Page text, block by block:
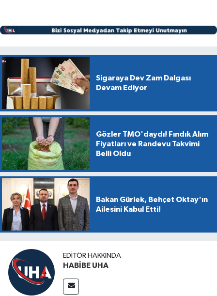
Sigaraya Dev Zam Dalgası
Devam Ediyor
Gözler TMO'daydı! Fındık Alım
Fiyatları ve Randevu Takvimi
Belli Oldu
Bakan Gürlek, Behçet Oktay'ın
Ailesini Kabul Etti!
EDITÖR HAKKINDA
HABİBE UHA